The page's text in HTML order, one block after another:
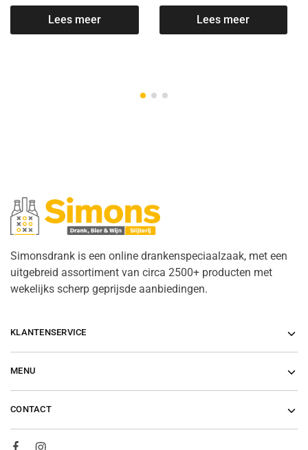
Lees meer
Lees meer
Simonsdrank is een online drankenspeciaalzaak, met een
uitgebreid assortiment van circa 2500+ producten met
wekelijks scherp geprijsde aanbiedingen.
KLANTENSERVICE
MENU
CONTACT